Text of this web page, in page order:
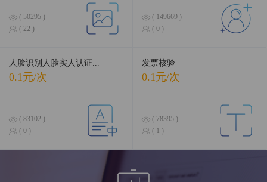
( 50295 )
( 22 )
( 149669 )
( 0 )
人脸识别人脸实人认证...
0.1元/次
( 83102 )
( 0 )
发票核验
0.1元/次
( 78395 )
( 1 )